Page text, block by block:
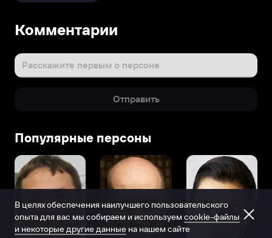
Комментарии
Расскажите первым о персоне
Отправить
Популярные персоны
В целях обеспечения наилучшего пользовательского
опыта для вас мы собираем и используем cookie-файлы
и некоторые другие данные на нашем сайте